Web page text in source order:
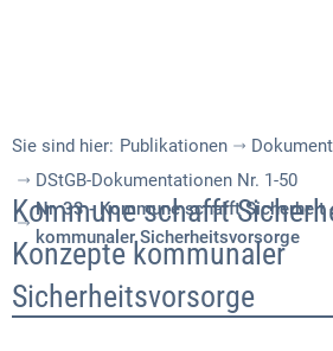
Sie sind hier: Publikationen
DStGB-Dokumentationen Nr. 1-50
Nr. 33 - Kommune schafft Sicherheit
kommunaler Sicherheitsvorsorge
Nr.
33
Kommune schafft
Konzepte kommunaler
Sicherheitsvorsorge